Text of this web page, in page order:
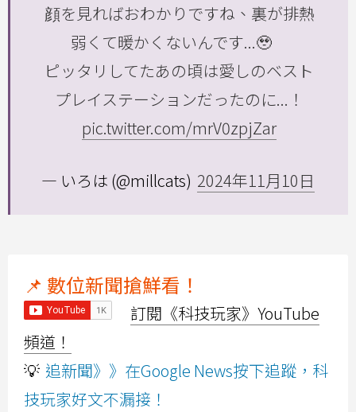
顔を見ればおわかりですね、裏が排熱
弱くて暖かくないんです...🥹
ピッタリしてたあの頃は愛しのベスト
プレイステーションだったのに...！
pic.twitter.com/mrV0zpjZar
— いろは (@millcats) 2024年11月10日
📌 數位新聞搶鮮看！
訂閱《科技玩家》YouTube
頻道！
💡 追新聞》》在Google News按下追蹤，科
技玩家好文不漏接！